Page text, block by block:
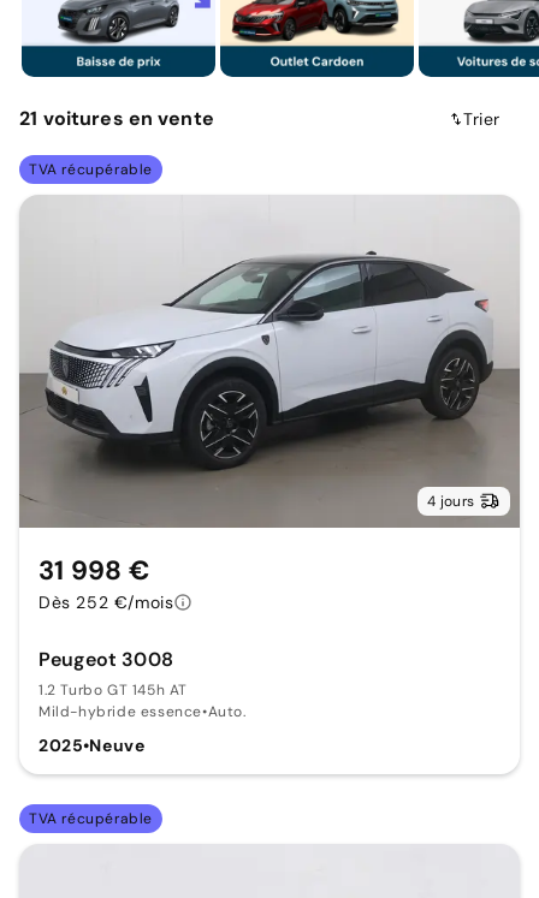
21 voitures en vente Trier
TVA récupérable
4 jours
Peugeot 3008
1.2 Turbo GT 145h AT
Mild-hybride essence•Auto.
2025•Neuve
31 998 €
Dès 252 €/mois
TVA récupérable